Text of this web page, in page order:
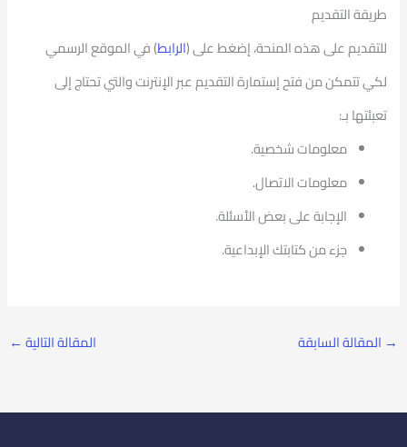
طريقة التقديم
للتقديم على هذه المنحة، إضغط على (الرابط) في الموقع الرسمي
لكي تتمكن من فتح إستمارة التقديم عبر الإنترنت والتي تحتاج إلى
تعبئتها بـ:
معلومات شخصية.
معلومات الاتصال.
الإجابة على بعض الأسئلة.
جزء من كتابتك الإبداعية.
→ المقالة السابقة المقالة التالية ←